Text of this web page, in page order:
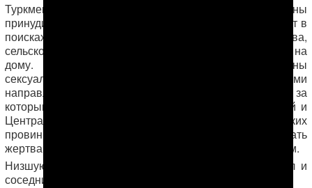
Туркменские мужчины и женщины подвержены
принудительному труду за рубежом, куда они выезжают в
поисках работы в сфере текстильного производства,
сельского хозяйства, строительства и оказании услуг на
дому. Туркменские женщины также подвержены
сексуальному рабству за рубежом. Наиболее частыми
направлениями являются Турция, Россия и Индия, за
которыми следуют страны Ближнего Востока, Южной и
Центральной Азии и Европы. Жители туркменских
провинций подвергаются наибольшему риску стать
жертвами торговли как внутри страны, так и за рубежом.
Низшую оценку в области торговли людьми получил и
соседний Узбекистан.